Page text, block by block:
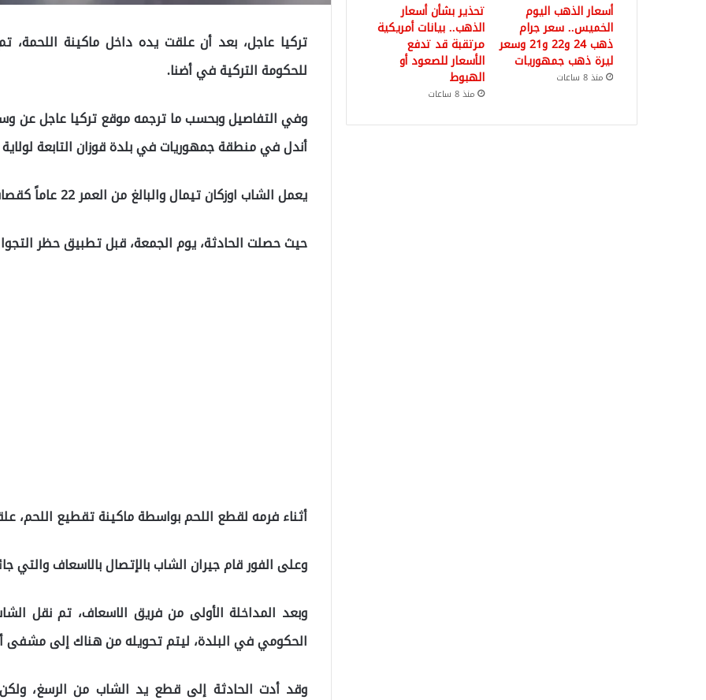
تركيا عاجل، بعد أن علقت يده داخل ماكينة اللحمة،
للحكومة التركية في أضنا.
وفي التفاصيل وبحسب ما ترجمه موقع تركيا عاجل عن
أندل في منطقة جمهوريات في بلدة قوزان التابعة لولاية
يعمل الشاب اوزكان تيمال والبالغ من العمر 22 عاماً كقصاب في ذاك الشارع.
حيث حصلت الحادثة، يوم الجمعة، قبل تطبيق حظر
أثناء فرمه لقطع اللحم بواسطة ماكينة تقطيع اللحم،
وعلى الفور قام جيران الشاب بالإتصال بالاسعاف والتي
وبعد المداخلة الأولى من فريق الاسعاف، تم نقل
الحكومي في البلدة، ليتم تحويله من هناك إلى مشفى
وقد أدت الحادثة إلى قطع يد الشاب من الرسغ،
أسعار الذهب اليوم
الخميس.. سعر جرام
ذهب 24 و22 و21 وسعر
ليرة ذهب جمهوريات
منذ 8 ساعات
تحذير بشأن أسعار
الذهب.. بيانات أمريكية
مرتقبة قد تدفع
الأسعار للصعود أو
الهبوط
منذ 8 ساعات